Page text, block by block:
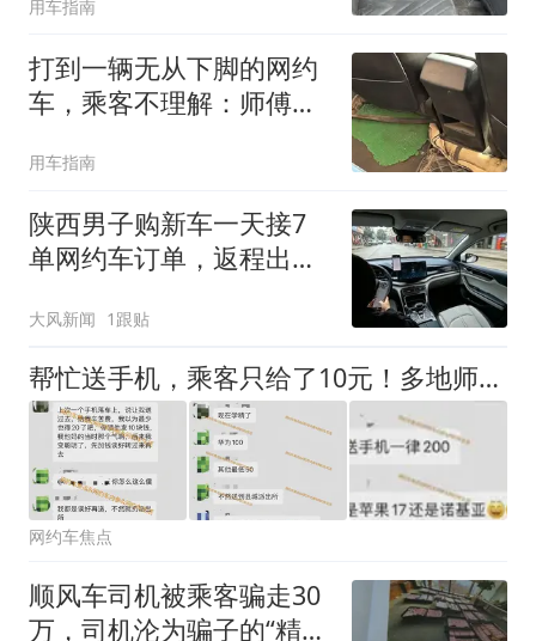
用车指南
打到一辆无从下脚的网约
车，乘客不理解：师傅，
用车指南
陕西男子购新车一天接7
单网约车订单，返程出事
大风新闻 1跟贴
帮忙送手机，乘客只给了10元！多地师傅晒出送手机“收费标准”
网约车焦点
顺风车司机被乘客骗走30
万，司机沦为骗子的“精准